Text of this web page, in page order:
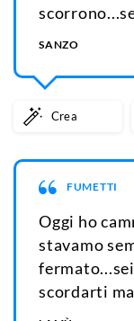
SANZO
Crea
FUMETTI
Oggi ho
stavamo
scordarti